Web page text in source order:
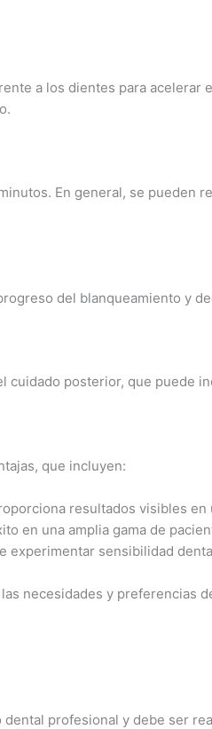
a los dientes para
En general, se pueden
del blanqueamiento y
cuidado posterior, que puede
que incluyen:
resultados visibles en
en una amplia gama de
experimentar sensibilidad
necesidades y preferencias
profesional y debe ser